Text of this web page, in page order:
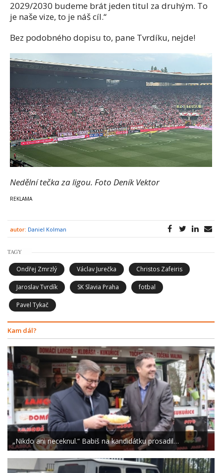
2029/2030 budeme brát jeden titul za druhým. To
je naše vize, to je náš cíl.“
Bez podobného dopisu to, pane Tvrdíku, nejde!
Nedělní tečka za ligou. Foto Deník Vektor
autor: Daniel Kolman
TAGY
Ondřej Zmrzlý Václav Jurečka Christos Zafeiris
Jaroslav Tvrdík SK Slavia Praha fotbal
Pavel Tykač
Kam dál?
„Nikdo ani neceknul.“ Babiš na kandidátku prosadil…